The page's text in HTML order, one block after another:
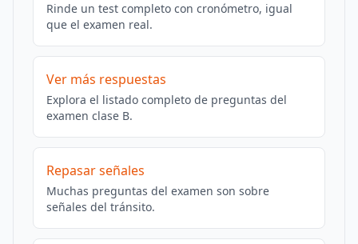
Rinde un test completo con cronómetro, igual
que el examen real.
Ver más respuestas
Explora el listado completo de preguntas del
examen clase B.
Repasar señales
Muchas preguntas del examen son sobre
señales del tránsito.